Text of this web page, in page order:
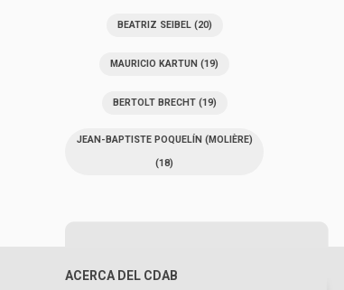
BEATRIZ SEIBEL(20)
MAURICIO KARTUN (19)
BERTOLT BRECHT(19)
JEAN-BAPTISTE POQUELÍN (MOLIÈRE)
(18)
ACERCA DEL CDAB